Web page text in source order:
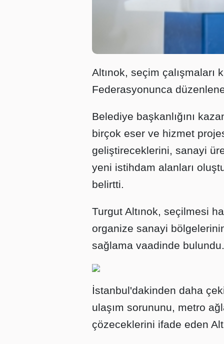
Altınok, seçim çalışmaları
Federasyonunca
Belediye başkanlığını
birçok eser ve hizmet
geliştireceklerini, sanayi
yeni istihdam alanları
belirtti.
Turgut Altınok, seçilmesi
organize sanayi
sağlama vaadinde bulundu.
İstanbul'dakinden daha
ulaşım sorununu, metro
çözeceklerini ifade eden